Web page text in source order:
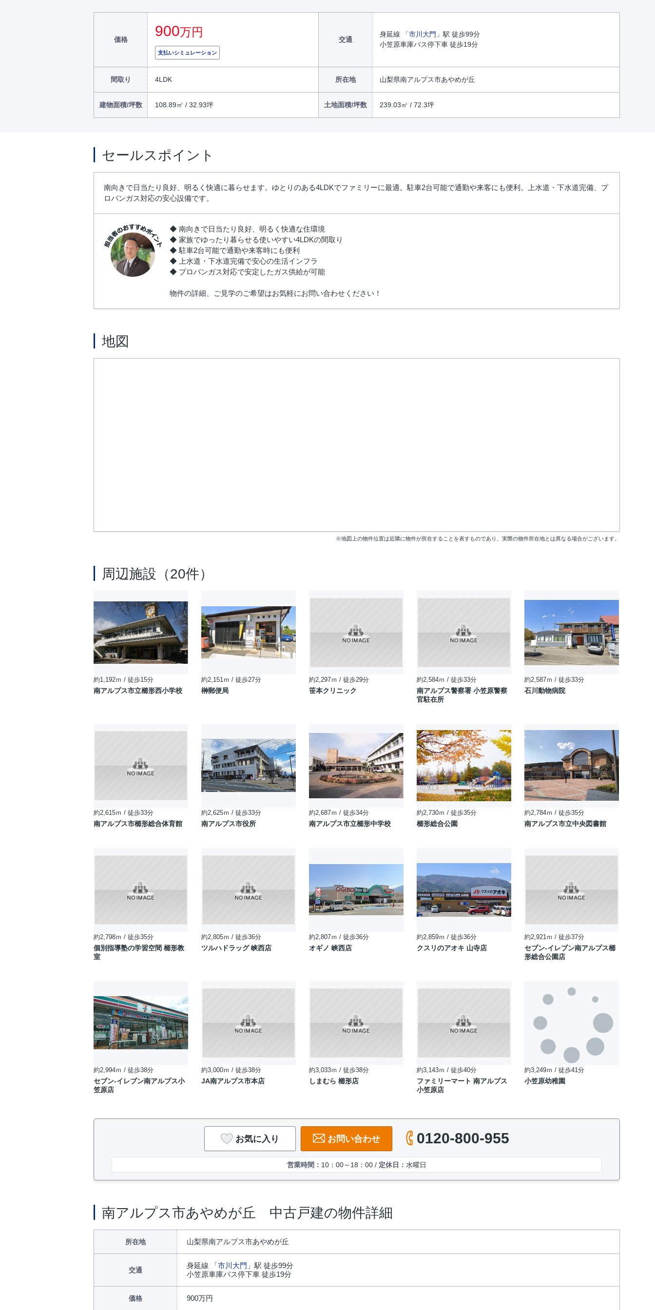
価格
900万円
支払いシミュレーション
交通
身延線 「市川大門 」駅 徒歩99分
小笠原車庫バス停下車 徒歩19分
間取り 4LDK 所在地 山梨県南アルプス市あやめが丘
建物面積/坪数 108.89㎡ / 32.93坪 土地面積/坪数 239.03㎡ / 72.3坪
セールスポイント
南向きで日当たり良好、明るく快適に暮らせます。ゆとりのある4LDKでファミリーに最適。駐車2台可能で通勤や来客にも便利。上水道・下水道完備、プ
ロパンガス対応の安心設備です。
◆ 南向きで日当たり良好、明るく快適な住環境
◆ 家族でゆったり暮らせる使いやすい4LDKの間取り
◆ 駐車2台可能で通勤や来客時にも便利
◆ 上水道・下水道完備で安心の生活インフラ
◆ プロパンガス対応で安定したガス供給が可能
物件の詳細、ご見学のご希望はお気軽にお問い合わせください！
地図
※地図上の物件位置は近隣に物件が所在することを表すものであり、実際の物件所在地とは異なる場合がございます。
周辺施設（20件）
約1,192ｍ / 徒歩15分
南アルプス市立櫛形西小学校
約2,151ｍ / 徒歩27分
榊郵便局
約2,297ｍ / 徒歩29分
笹本クリニック
約2,584ｍ / 徒歩33分
南アルプス警察署 小笠原警察
官駐在所
約2,587ｍ / 徒歩33分
石川動物病院
約2,615ｍ / 徒歩33分
南アルプス市櫛形総合体育館
約2,625ｍ / 徒歩33分
南アルプス市役所
約2,687ｍ / 徒歩34分
南アルプス市立櫛形中学校
約2,730ｍ / 徒歩35分
櫛形総合公園
約2,784ｍ / 徒歩35分
南アルプス市立中央図書館
約2,798ｍ / 徒歩35分
個別指導塾の学習空間 櫛形教
室
約2,805ｍ / 徒歩36分
ツルハドラッグ 峡西店
約2,807ｍ / 徒歩36分
オギノ 峡西店
約2,859ｍ / 徒歩36分
クスリのアオキ 山寺店
約2,921ｍ / 徒歩37分
セブン-イレブン南アルプス櫛
形総合公園店
約2,994ｍ / 徒歩38分
セブン-イレブン南アルプス小
笠原店
約3,000ｍ / 徒歩38分
JA南アルプス市本店
約3,033ｍ / 徒歩38分
しまむら 櫛形店
約3,143ｍ / 徒歩40分
ファミリーマート 南アルプス
小笠原店
約3,249ｍ / 徒歩41分
小笠原幼稚園
お気に入り お問い合わせ 0120-800-955
営業時間： 10：00～18：00 / 定休日： 水曜日
南アルプス市あやめが丘 中古戸建の物件詳細
所在地 山梨県南アルプス市あやめが丘
交通
身延線 「市川大門 」駅 徒歩99分
小笠原車庫バス停下車 徒歩19分
価格 900万円